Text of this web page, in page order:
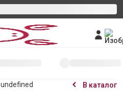
undefined В каталог